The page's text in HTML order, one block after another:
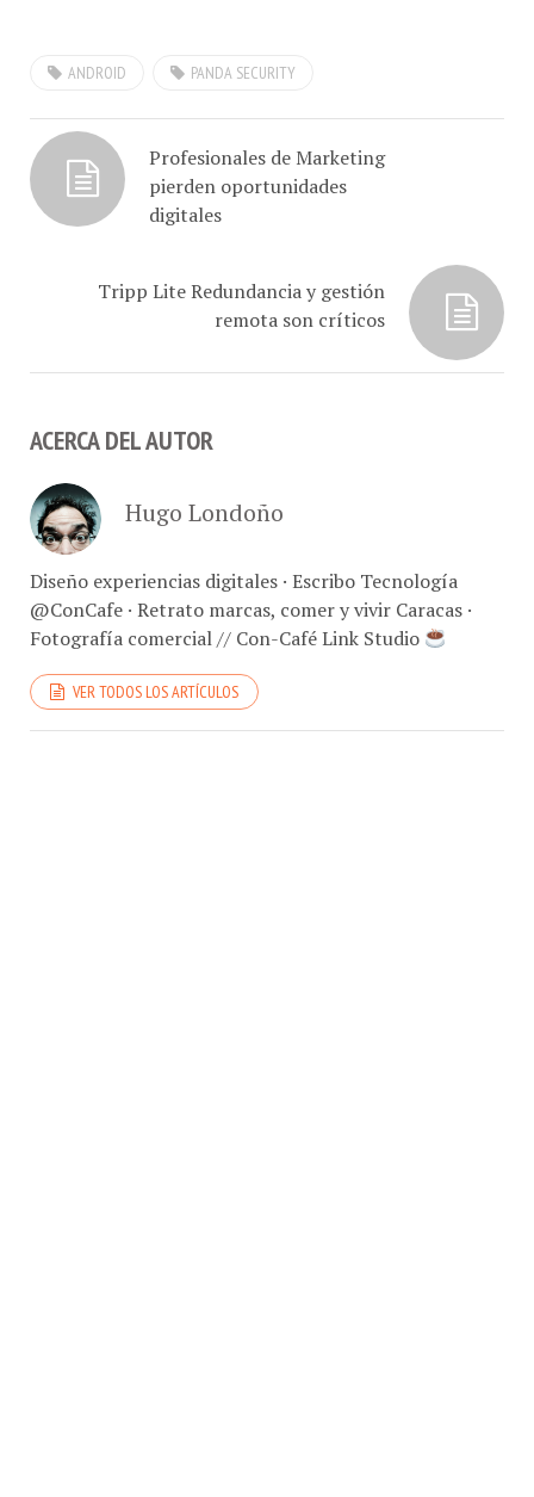
ANDROID PANDA SECURITY
Profesionales de Marketing
pierden oportunidades
digitales
Tripp Lite Redundancia y gestión
remota son críticos
ACERCA DEL AUTOR
Hugo Londoño
Diseño experiencias digitales · Escribo Tecnología
@ConCafe · Retrato marcas, comer y vivir Caracas ·
Fotografía comercial // Con-Café Link Studio
VER TODOS LOS ARTÍCULOS